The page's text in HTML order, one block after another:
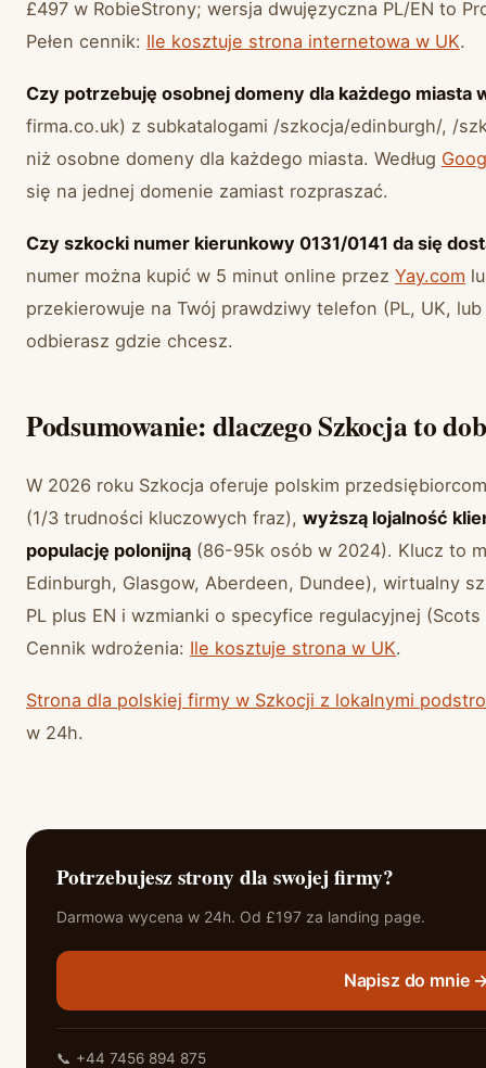
£497 w RobieStrony; wersja dwujęzyczna PL/EN to
Pełen cennik: Ile kosztuje strona internetowa w UK.
Czy potrzebuję osobnej domeny dla każdego miasta
firma.co.uk) z subkatalogami /szkocja/edinburgh/, /
niż osobne domeny dla każdego miasta. Według
się na jednej domenie zamiast rozpraszać.
Czy szkocki numer kierunkowy 0131/0141 da się
numer można kupić w 5 minut online przez Yay.com
przekierowuje na Twój prawdziwy telefon (PL, UK,
odbierasz gdzie chcesz.
Podsumowanie: dlaczego Szkocja to
W 2026 roku Szkocja oferuje polskim
(1/3 trudności kluczowych fraz), wyższą lojalność
populację polonijną (86-95k osób w 2024). Klucz to
Edinburgh, Glasgow, Aberdeen, Dundee), wirtualny
PL plus EN i wzmianki o specyfice regulacyjnej
Cennik wdrożenia: Ile kosztuje strona w UK.
Strona dla polskiej firmy w Szkocji z lokalnymi
w 24h.
Potrzebujesz strony dla swojej firmy?
Darmowa wycena w 24h. Od £197 za landing page.
Napisz do mnie
📞 +44 7456 894 875